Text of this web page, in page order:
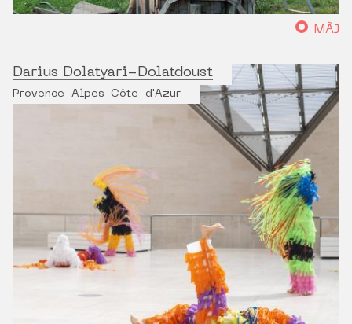
MÀJ
Darius Dolatyari-Dolatdoust
Provence-Alpes-Côte-d'Azur